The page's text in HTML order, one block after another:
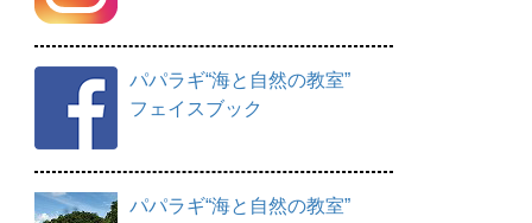
パパラギ“海と自然の教室”
フェイスブック
パパラギ“海と自然の教室”